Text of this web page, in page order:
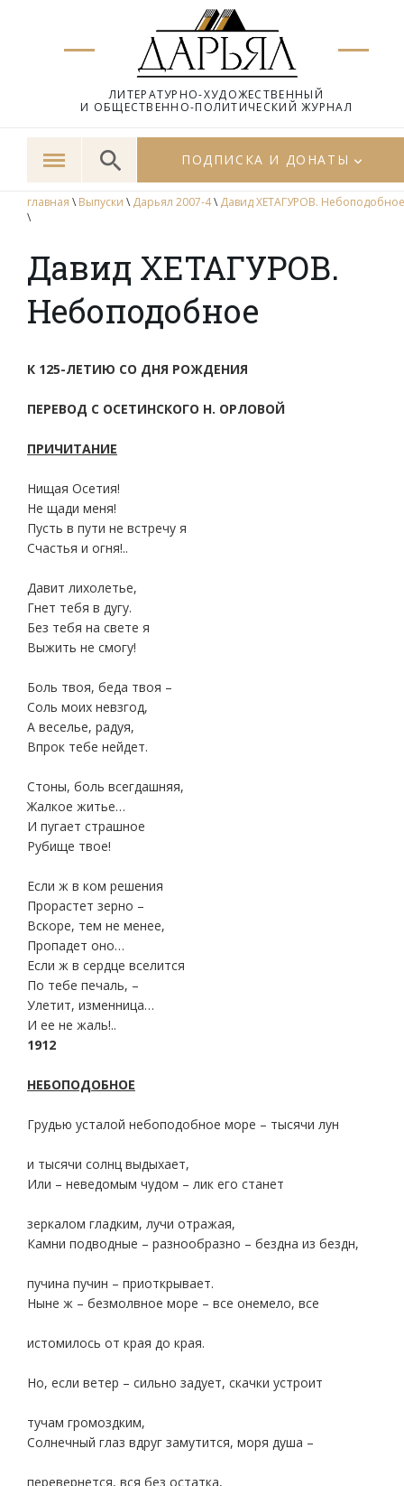
ЛИТЕРАТУРНО-ХУДОЖЕСТВЕННЫЙ
И ОБЩЕСТВЕННО-ПОЛИТИЧЕСКИЙ ЖУРНАЛ
ПОДПИСКА И ДОНАТЫ
главная \ Выпуски \ Дарьял 2007-4\ Давид ХЕТАГУРОВ. Небоподобное
\
Давид ХЕТАГУРОВ.
Небоподобное
К 125-ЛЕТИЮ СО ДНЯ РОЖДЕНИЯ
ПЕРЕВОД С ОСЕТИНСКОГО Н. ОРЛОВОЙ
ПРИЧИТАНИЕ
Нищая Осетия!
Не щади меня!
Пусть в пути не встречу я
Счастья и огня!..
Давит лихолетье,
Гнет тебя в дугу.
Без тебя на свете я
Выжить не смогу!
Боль твоя, беда твоя –
Соль моих невзгод,
А веселье, радуя,
Впрок тебе нейдет.
Стоны, боль всегдашняя,
Жалкое житье…
И пугает страшное
Рубище твое!
Если ж в ком решения
Прорастет зерно –
Вскоре, тем не менее,
Пропадет оно…
Если ж в сердце вселится
По тебе печаль, –
Улетит, изменница…
И ее не жаль!..
1912
НЕБОПОДОБНОЕ
Грудью усталой небоподобное море – тысячи лун
и тысячи солнц выдыхает,
Или – неведомым чудом – лик его станет
зеркалом гладким, лучи отражая,
Камни подводные – разнообразно – бездна из бездн,
пучина пучин – приоткрывает.
Ныне ж – безмолвное море – все онемело, все
истомилось от края до края.
Но, если ветер – сильно задует, скачки устроит
тучам громоздким,
Солнечный глаз вдруг замутится, моря душа –
перевернется, вся без остатка,